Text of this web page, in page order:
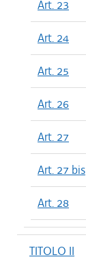
Art. 23
Art. 24
Art. 25
Art. 26
Art. 27
Art. 27 bis
Art. 28
TITOLO II